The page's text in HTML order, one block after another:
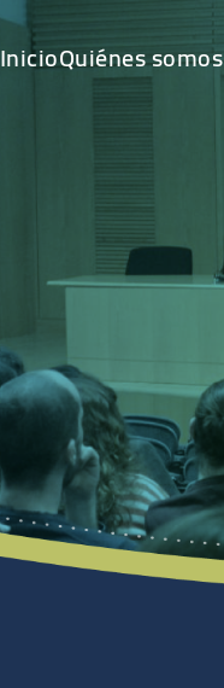
InicioQuiénes somos